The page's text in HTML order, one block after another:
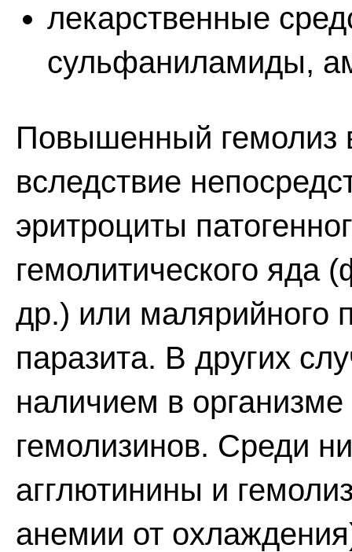
лекарственные
сульфаниламиды,
Повышенный гемолиз
вследствие
эритроциты
гемолитического яда
др.) или малярийного
паразита. В других
наличием в
гемолизинов. Среди
агглютинины и
анемии от